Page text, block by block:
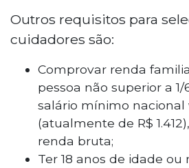
Outros requisitos para
cuidadores são:
Comprovar renda
pessoa não superior a
salário mínimo nacional
(atualmente de R$
renda bruta;
Ter 18 anos de idade ou